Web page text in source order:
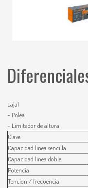
caja1
– Polea
– Limitador de altura
Clave
Capacidad linea sencilla
Capacidad linea doble
Potencia
Tencion / frecuencia